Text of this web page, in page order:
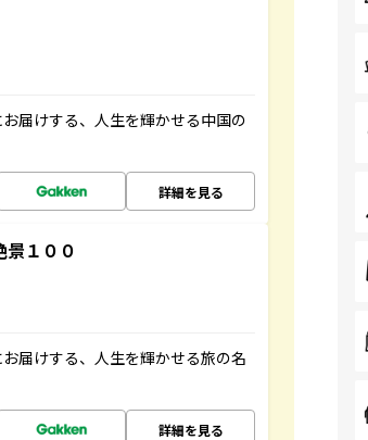
届けする、人生を輝かせる中国の
詳細を見る
１００
届けする、人生を輝かせる旅の名
詳細を見る